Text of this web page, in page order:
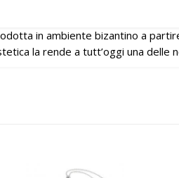
in ambiente bizantino a
la rende a tutt’oggi una delle